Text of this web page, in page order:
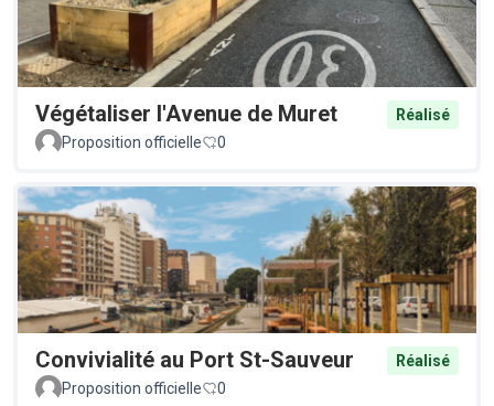
Végétaliser l'Avenue de Muret
Réalisé
Proposition officielle
0
Convivialité au Port St-Sauveur
Réalisé
Proposition officielle
0